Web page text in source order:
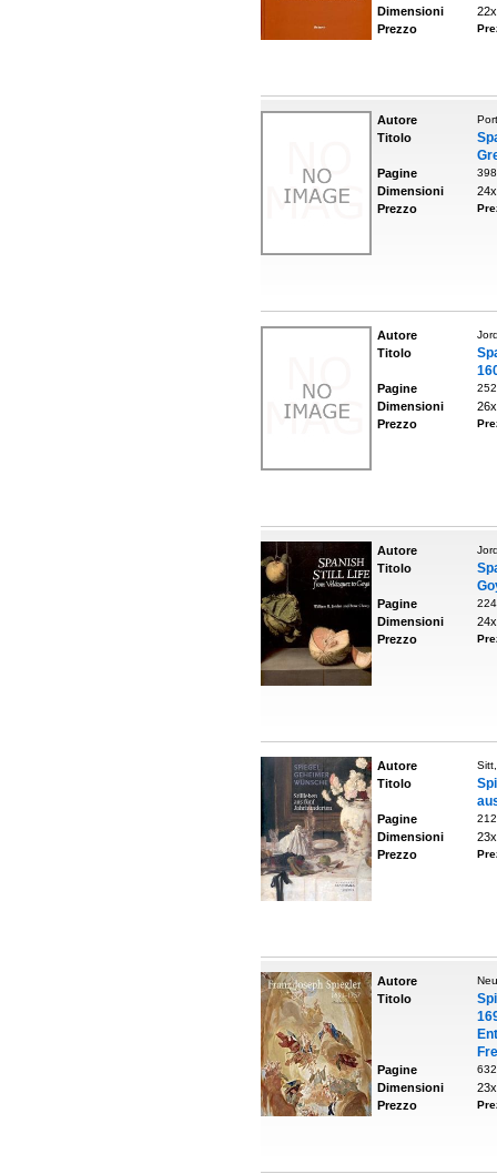
Dimensioni
Prezzo
Autore
Titolo
Pagine 398
Dimensioni
Prezzo
Autore
Titolo
Pagine 252
Dimensioni
Prezzo
Autore
Titolo
Pagine 224
Dimensioni
Prezzo
Autore
Titolo
Pagine 212
Dimensioni
Prezzo
Autore
Titolo
Pagine 632
Dimensioni
Prezzo